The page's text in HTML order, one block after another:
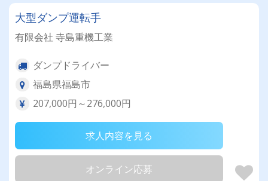
大型ダンプ運転手
有限会社 寺島重機工業
ダンプドライバー
福島県福島市
207,000円～276,000円
求人内容を見る
オンライン応募